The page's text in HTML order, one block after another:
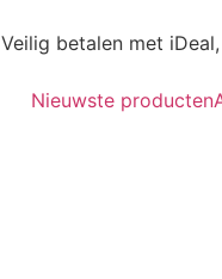
Veilig betalen met
Nieuwste producten